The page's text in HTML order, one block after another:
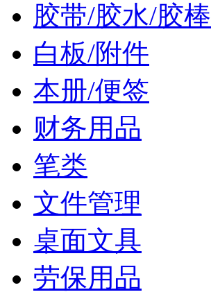
胶带/胶水/胶棒
白板/附件
本册/便签
财务用品
笔类
文件管理
桌面文具
劳保用品